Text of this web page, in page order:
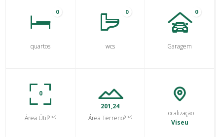
0
quartos
0
wcs
0
Garagem
0
Área Útil(m2)
201,24
Área Terreno(m2)
Localização
Viseu